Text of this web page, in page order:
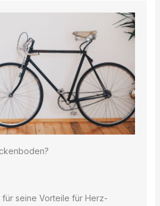
für seine Vorteile für Herz-